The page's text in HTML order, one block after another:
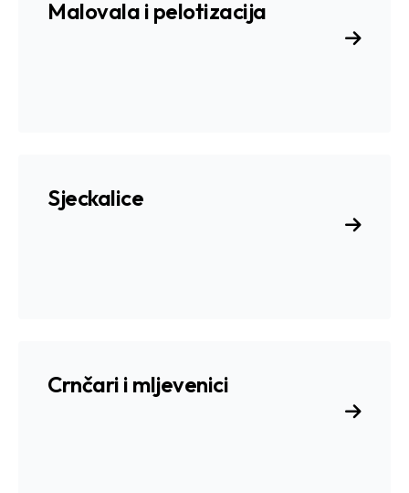
Malovala i pelotizacija
Sjeckalice
Crnčari i mljevenici